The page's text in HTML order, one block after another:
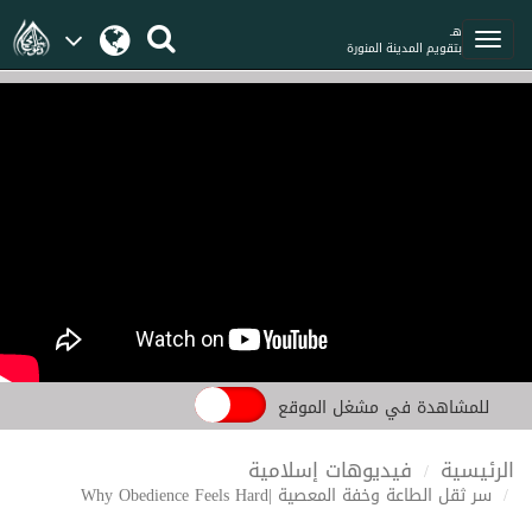
هـ
بتقويم المدينة المنورة
للمشاهدة في مشغل الموقع
الرئيسية فيديوهات إسلامية
سر ثقل الطاعة وخفة المعصية |Why Obedience Feels Hard